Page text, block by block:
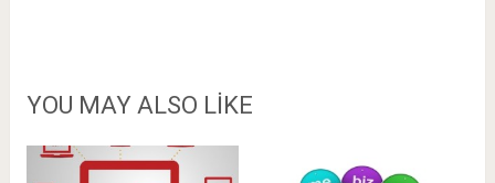
YOU MAY ALSO LIKE